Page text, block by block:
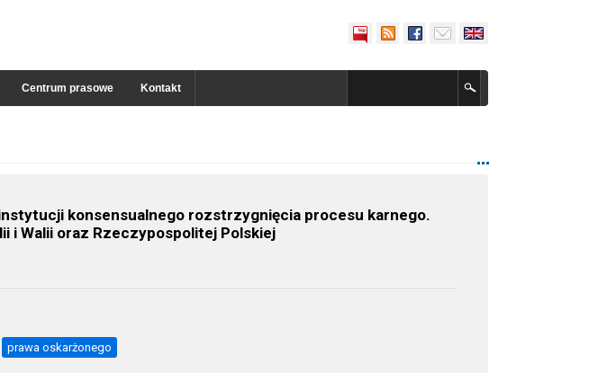
Centrum prasowe Kontakt
konsensualnego rozstrzygnięcia procesu karnego.
i Walii oraz Rzeczypospolitej Polskiej
prawa oskarżonego